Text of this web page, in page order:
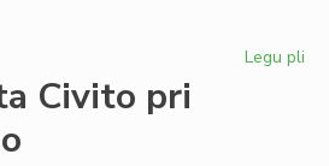
Legu pli
Civito pri